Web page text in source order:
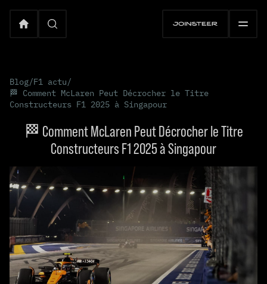
Blog/F1 actu/
🏁 Comment McLaren Peut Décrocher le Titre
Constructeurs F1 2025 à Singapour
🏁 Comment McLaren Peut Décrocher le Titre
Constructeurs F1 2025 à Singapour